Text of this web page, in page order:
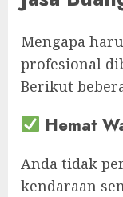
Mengapa
profesional
Berikut
Hemat
Anda tidak
kendaraan